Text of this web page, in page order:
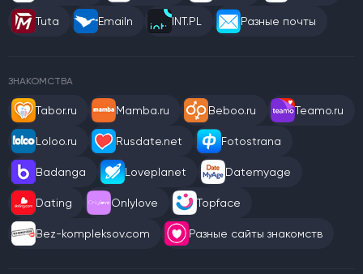
Tuta Emailn INT.PL Разные почты
ЗНАКОМСТВА
Tabor.ru Mamba.ru Beboo.ru Teamo.ru
Loloo.ru Rusdate.net Fotostrana
Badanga Loveplanet Datemyage
Dating Onlylove Topface
Bez-kompleksov.com Разные сайты знакомств